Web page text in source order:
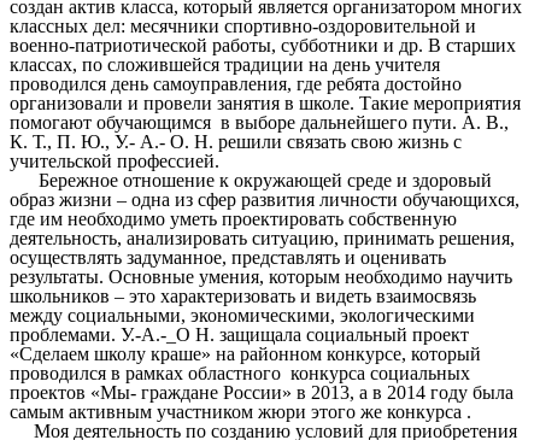
создан актив класса, который является организатором многих
классных дел: месячники спортивно-оздоровительной и
военно-патриотической работы, субботники и др. В старших
классах, по сложившейся традиции на день учителя
проводился день самоуправления, где ребята достойно
организовали и провели занятия в школе. Такие мероприятия
помогают обучающимся в выборе дальнейшего пути. А. В.,
К. Т., П. Ю., У.- А.- О. Н. решили связать свою жизнь с
учительской профессией.
Бережное отношение к окружающей среде и здоровый
образ жизни – одна из сфер развития личности обучающихся,
где им необходимо уметь проектировать собственную
деятельность, анализировать ситуацию, принимать решения,
осуществлять задуманное, представлять и оценивать
результаты. Основные умения, которым необходимо научить
школьников – это характеризовать и видеть взаимосвязь
между социальными, экономическими, экологическими
проблемами. У.-А.-_О Н. защищала социальный проект
«Сделаем школу краше» на районном конкурсе, который
проводился в рамках областного конкурса социальных
проектов «Мы- граждане России» в 2013, а в 2014 году была
самым активным участником жюри этого же конкурса .
Моя деятельность по созданию условий для приобретения